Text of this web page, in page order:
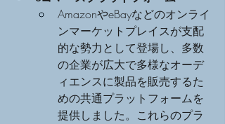
AmazonやeBayなどのオンライ
ンマーケットプレイスが支配
的な勢力として登場し、多数
の企業が広大で多様なオーデ
ィエンスに製品を販売するた
めの共通プラットフォームを
提供しました。これらのプラ